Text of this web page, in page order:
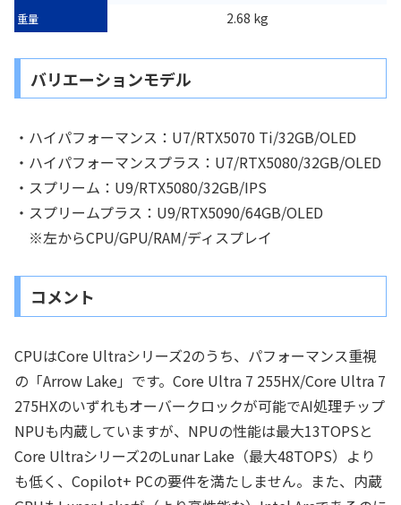
重量 2.68 kg
バリエーションモデル
・ハイパフォーマンス：U7/RTX5070 Ti/32GB/OLED
・ハイパフォーマンスプラス：U7/RTX5080/32GB/OLED
・スプリーム：U9/RTX5080/32GB/IPS
・スプリームプラス：U9/RTX5090/64GB/OLED
※左からCPU/GPU/RAM/ディスプレイ
コメント
CPUはCore Ultraシリーズ2のうち、パフォーマンス重視
の「Arrow Lake」です。Core Ultra 7 255HX/Core Ultra 7
275HXのいずれもオーバークロックが可能でAI処理チップ
NPUも内蔵していますが、NPUの性能は最大13TOPSと
Core Ultraシリーズ2のLunar Lake（最大48TOPS）より
も低く、Copilot+ PCの要件を満たしません。また、内蔵